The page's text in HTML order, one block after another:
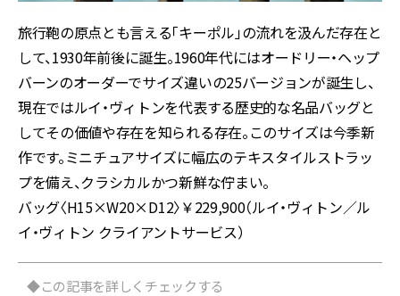
旅行鞄の原点とも言える「キーポル」の流れを汲んだ存在と
して、1930年前後に誕生。1960年代にはオードリー・ヘップ
バーンのオーダーでサイズ違いの25バージョンが誕生し、
現在ではルイ・ヴィトンを代表する歴史的な名品バッグと
してその価値や存在を知られる存在。このサイズは今季新
作です。ミニチュアサイズに幅広のテキスタイルストラッ
プを備え、クラシカルかつ新鮮な佇まい。
バッグ〈H15×W20×D12〉￥229,900（ルイ・ヴィトン／ル
イ・ヴィトン クライアントサービス）
◆この記事を詳しくチェックする